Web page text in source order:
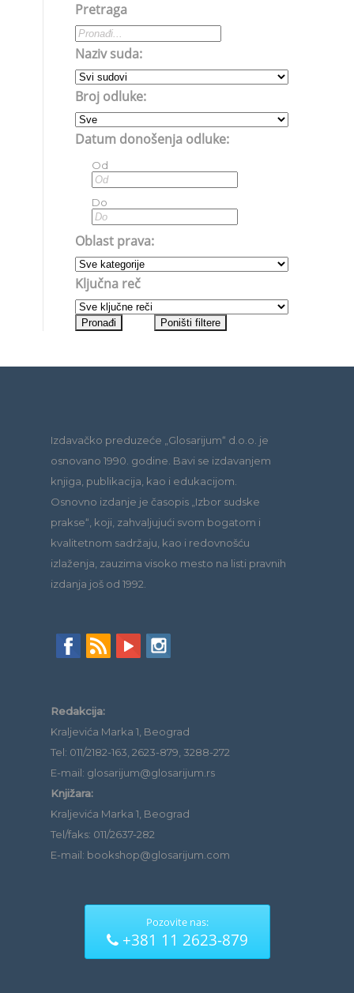
Pretraga
Naziv suda:
Broj odluke:
Datum donošenja odluke:
Od
Do
Oblast prava:
Ključna reč
Izdavačko preduzeće „Glosarijum“ d.o.o. je
osnovano 1990. godine. Bavi se izdavanjem
knjiga, publikacija, kao i edukacijom.
Osnovno izdanje je časopis „Izbor sudske
prakse“, koji, zahvaljujući svom bogatom i
kvalitetnom sadržaju, kao i redovnošću
izlaženja, zauzima visoko mesto na listi pravnih
izdanja još od 1992.
Redakcija:
Kraljevića Marka 1, Beograd
Tel: 011/2182-163, 2623-879, 3288-272
E-mail: glosarijum@glosarijum.rs
Knjižara:
Kraljevića Marka 1, Beograd
Tel/faks: 011/2637-282
E-mail: bookshop@glosarijum.com
Pozovite nas:
+381 11 2623-879